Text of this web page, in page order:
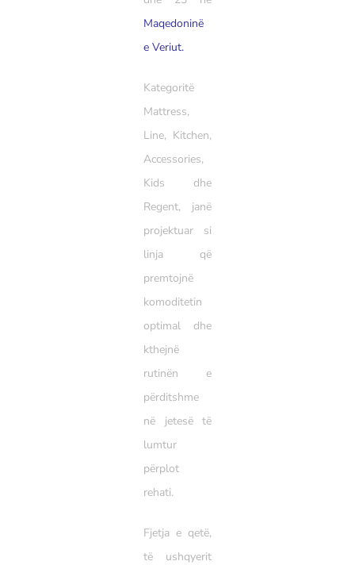
Maqedoninë
e Veriut.
Kategoritë
Mattress,
Line, Kitchen,
Accessories,
Kids dhe
Regent, janë
projektuar si
linja që
premtojnë
komoditetin
optimal dhe
kthejnë
rutinën e
përditshme
në jetesë të
lumtur
përplot
rehati.
Fjetja e qetë,
të ushqyerit